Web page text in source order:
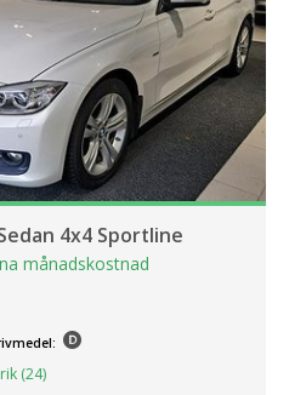
4x4 Sportline
månadskostnad
(24)